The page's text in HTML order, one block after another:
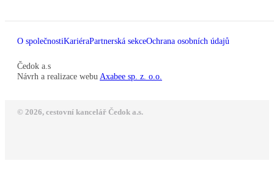
O společnostiKariéraPartnerská sekceOchrana osobních údajů
Čedok a.s
Návrh a realizace webu Axabee sp. z. o.o.
© 2026, cestovní kancelář Čedok a.s.